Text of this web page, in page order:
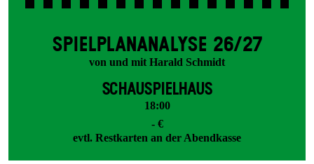
SPIEL­PLAN­ANALYSE 26/27
von und mit Harald Schmidt
SCHAUSPIELHAUS
18:00
- €
evtl. Restkarten an der Abendkasse